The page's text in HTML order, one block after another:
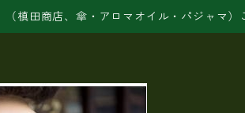
槙田商店、傘・アロマオイル・パジャマ）